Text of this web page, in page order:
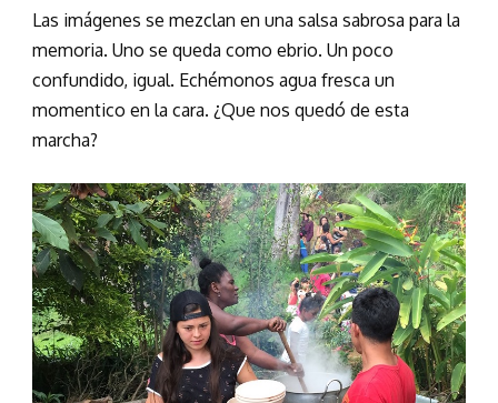
Las imágenes se mezclan en una salsa sabrosa para la
memoria. Uno se queda como ebrio. Un poco
confundido, igual. Echémonos agua fresca un
momentico en la cara. ¿Que nos quedó de esta
marcha?